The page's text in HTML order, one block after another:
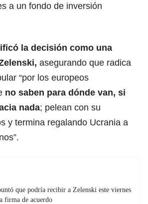
a un fondo de inversión
la decisión como una
asegurando que radica
“por los europeos
no saben para dónde van, si
nada; pelean con su
y termina regalando Ucrania a
que podría recibir a Zelenski este viernes
firma de acuerdo